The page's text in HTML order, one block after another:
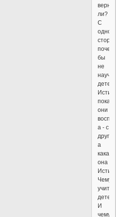
верно
ли?
С
одной
бы
не
детей
пока
они
а - с
а
какая
она
Чему
учить
И
чему